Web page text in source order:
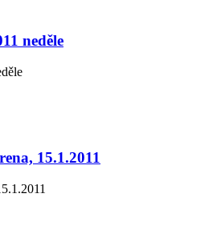
neděle
15.1.2011